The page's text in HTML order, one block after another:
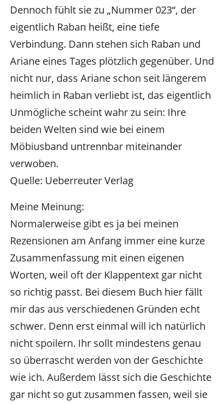
Dennoch fühlt sie zu „Nummer 023“, der
eigentlich Raban heißt, eine tiefe
Verbindung. Dann stehen sich Raban und
Ariane eines Tages plötzlich gegenüber. Und
nicht nur, dass Ariane schon seit längerem
heimlich in Raban verliebt ist, das eigentlich
Unmögliche scheint wahr zu sein: Ihre
beiden Welten sind wie bei einem
Möbiusband untrennbar miteinander
verwoben.
Quelle: Ueberreuter Verlag
Meine Meinung:
Normalerweise gibt es ja bei meinen
Rezensionen am Anfang immer eine kurze
Zusammenfassung mit einen eigenen
Worten, weil oft der Klappentext gar nicht
so richtig passt. Bei diesem Buch hier fällt
mir das aus verschiedenen Gründen echt
schwer. Denn erst einmal will ich natürlich
nicht spoilern. Ihr sollt mindestens genau
so überrascht werden von der Geschichte
wie ich. Außerdem lässt sich die Geschichte
gar nicht so gut zusammen fassen, weil sie